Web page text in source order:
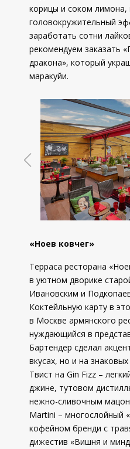
корицы и соком лимона,
головокружительный
заработать сотни
рекомендуем заказать
дракона», который
маракуйи.
«Ноев ковчег»
Терраса ресторана
в уютном дворике
Ивановским и
Коктейльную карту в
в Москве армянского
нуждающийся в
Бартендер сделал
вкусах, но и на
Твист на Gin Fizz –
джине, тутовом
нежно-сливочным
Martini – многослойный
кофейном бренди с
дижестив «Вишня и